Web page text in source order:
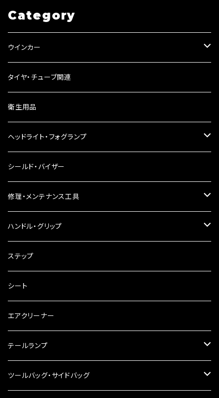
Category
ウインカー
ウインカーリレー
ウインカーレンズ
LEDウインカー
電球型ウインカー
バードゲージウインカー
ウインカークランプ
タイヤ・チューブ関連
衛生用品
ヘッドライト・フォグランプ
ヘッドライト
フォグランプ
配線・リレー
シールド・バイザー
修理・メンテナンス工具
インテークマニホールド
電装・配線・キボシ等
キャブレター
チェーン
工具類
ハンドル・グリップ
グリップ
バーハン
ハンドルパーツ
ハンドルスイッチ
その他
ハンドルポスト
ハンドルブレース
ステップ
シート
エアクリーナー
テールランプ
ナンバー灯
ツールバッグ・サイドバッグ